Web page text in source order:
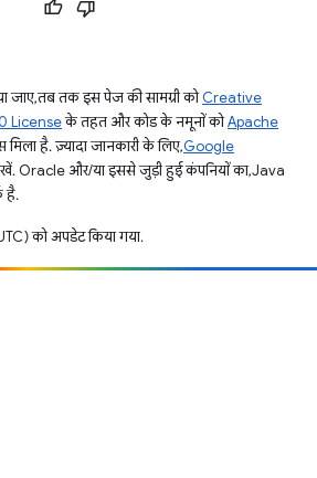
तब तक इस पेज की सामग्री कोCreative
Licenseके तहत और कोड के नमूनों कोApache
है. ज़्यादा जानकारी के लिए,Google
Oracle और/या इससे जुड़ी हुई कंपनियों का, Java
है.
को अपडेट किया गया.